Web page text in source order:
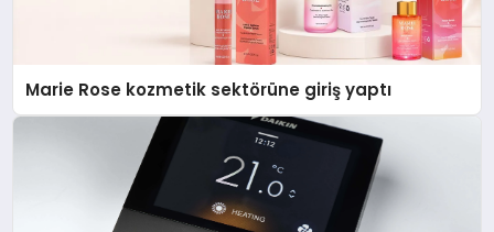
Marie Rose kozmetik sektörüne giriş yaptı